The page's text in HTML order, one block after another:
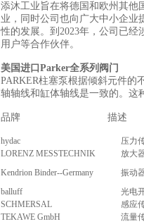
添沐工业旨在将德国和欧州其他
业，同时公司也向广大中小企业
性的发展。到2023年，公司已
用户等合作伙伴。
美国进口Parker全系列阀门
PARKER柱塞泵根据倾斜元件的
轴轴线和缸体轴线是一致的。这
品牌 描述
hydac 压力
LORENZ MESSTECHNIK
放大
Kendrion Binder--Germany
振动
balluff
光电
SCHMERSAL
感应
TEKAWE GmbH
流量